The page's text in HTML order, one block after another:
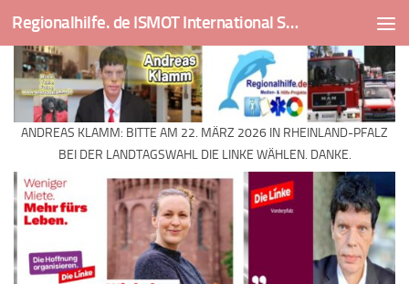
Skip to content Regionalhilfe. de ISMOT International Social And Medical Outreach Team
ANDREAS KLAMM: BITTE AM 22. MÄRZ 2026 IN RHEINLAND-PFALZ
BEI DER LANDTAGSWAHL DIE LINKE WÄHLEN. DANKE.